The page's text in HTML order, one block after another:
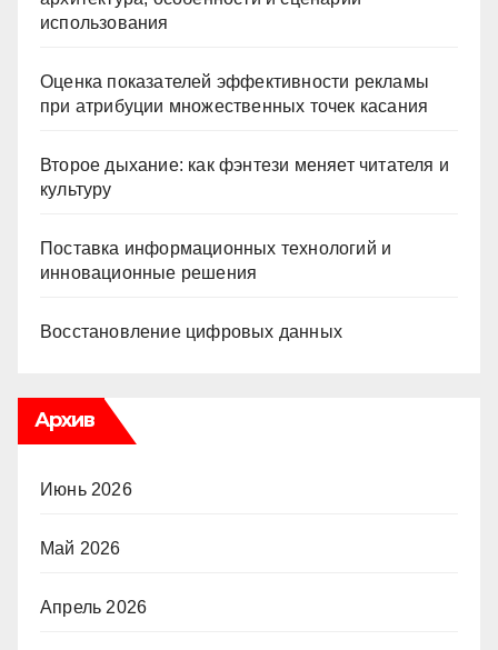
использования
Оценка показателей эффективности рекламы
при атрибуции множественных точек касания
Второе дыхание: как фэнтези меняет читателя и
культуру
Поставка информационных технологий и
инновационные решения
Восстановление цифровых данных
Архив
Июнь 2026
Май 2026
Апрель 2026